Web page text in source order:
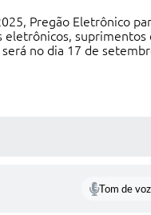
Pregão Eletrônico
no dia 17 de
Tom de